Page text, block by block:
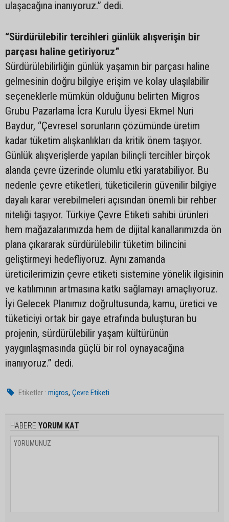
ulaşacağına inanıyoruz.” dedi.
“Sürdürülebilir tercihleri günlük alışverişin bir
parçası haline getiriyoruz”
Sürdürülebilirliğin günlük yaşamın bir parçası haline
gelmesinin doğru bilgiye erişim ve kolay ulaşılabilir
seçeneklerle mümkün olduğunu belirten Migros
Grubu Pazarlama İcra Kurulu Üyesi Ekmel Nuri
Baydur, “Çevresel sorunların çözümünde üretim
kadar tüketim alışkanlıkları da kritik önem taşıyor.
Günlük alışverişlerde yapılan bilinçli tercihler birçok
alanda çevre üzerinde olumlu etki yaratabiliyor. Bu
nedenle çevre etiketleri, tüketicilerin güvenilir bilgiye
dayalı karar verebilmeleri açısından önemli bir rehber
niteliği taşıyor. Türkiye Çevre Etiketi sahibi ürünleri
hem mağazalarımızda hem de dijital kanallarımızda ön
plana çıkararak sürdürülebilir tüketim bilincini
geliştirmeyi hedefliyoruz. Aynı zamanda
üreticilerimizin çevre etiketi sistemine yönelik ilgisinin
ve katılımının artmasına katkı sağlamayı amaçlıyoruz.
İyi Gelecek Planımız doğrultusunda, kamu, üretici ve
tüketiciyi ortak bir gaye etrafında buluşturan bu
projenin, sürdürülebilir yaşam kültürünün
yaygınlaşmasında güçlü bir rol oynayacağına
inanıyoruz.” dedi.
Etiketler : migros,Çevre Etiketi
HABERE YORUM KAT